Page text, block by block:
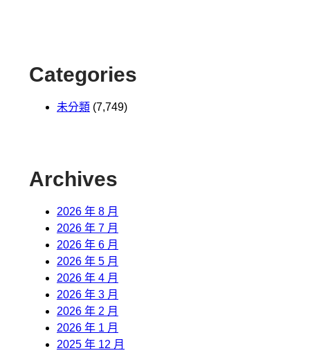
Categories
未分類 (7,749)
Archives
2026 年 8 月
2026 年 7 月
2026 年 6 月
2026 年 5 月
2026 年 4 月
2026 年 3 月
2026 年 2 月
2026 年 1 月
2025 年 12 月